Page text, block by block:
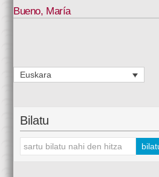
Bueno, María
Euskara
Bilatu